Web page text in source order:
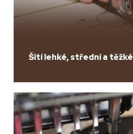
Šití lehké, střední a těžké